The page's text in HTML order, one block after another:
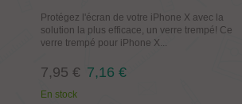
Protégez l'écran de votre iPhone X avec la
solution la plus efficace, un verre trempé! Ce
verre trempé pour iPhone X...
7,95 € 7,16 €
En stock